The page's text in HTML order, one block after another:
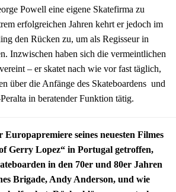
Powell eine eigene Skatefirma zu
erfolgreichen Jahren kehrt er jedoch im
den Rücken zu, um als Regisseur in
Inzwischen haben sich die vermeintlichen
– er skatet nach wie vor fast täglich,
über die Anfänge des Skateboardens und
in beratender Funktion tätig.
seines neuesten Filmes
Gerry Lopez“ in Portugal getroffen,
in den 70er und 80er Jahren
Brigade, Andy Anderson, und wie